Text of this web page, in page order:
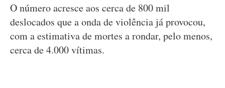
O número acresce aos cerca de 800 mil
deslocados que a onda de violência já provocou,
com a estimativa de mortes a rondar, pelo menos,
cerca de 4.000 vítimas.